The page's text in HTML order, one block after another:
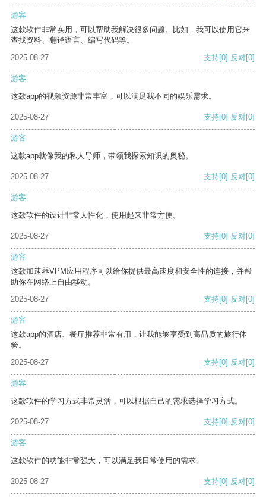
游客
这款软件非常实用，可以帮助我解决很多问题。比如，我可以使用它来
查找资料、翻译语言、编写代码等。
2025-08-27
支持[0] 反对[0]
游客
这款app的视频资源非常丰富，可以满足我不同的娱乐需求。
2025-08-27 支持[0] 反对[0]
游客
这款app就像我的私人导师，带领我探索知识的奥秘。
2025-08-27 支持[0] 反对[0]
游客
这款软件的设计非常人性化，使用起来非常方便。
2025-08-27 支持[0] 反对[0]
游客
这款加速器VPM应用程序可以给你提供最高速度和安全性的连接，并帮
助你在网络上自由移动。
2025-08-27
支持[0] 反对[0]
游客
这款app的酒店、餐厅推荐非常有用，让我能够享受到高品质的旅行体
验。
2025-08-27
支持[0] 反对[0]
游客
这款软件的学习方式非常灵活，可以根据自己的需求选择学习方式。
2025-08-27 支持[0] 反对[0]
游客
这款软件的功能非常强大，可以满足我日常使用的需求。
2025-08-27 支持[0] 反对[0]